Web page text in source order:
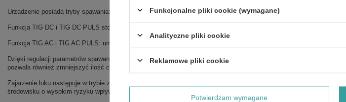
Urządzenie posiada tryby spawania: TIG DC, TIG DC PULS, TIG AC, TIG AC PULS, MMA.
Funkcja TIG DC i TIG DC PULS stosowana jest do spawania stali nierdzewnej, stali węglowych i niskostopowych,
Funkcja TIG AC i TIG AC PULS: umożliwia spawanie aluminium i jego stopów oraz mosiądzu.
Dzięki regulacji parametrów spawania pulsacyjnego TIG PULS mamy wpływ na kształt spoiny i skupienie łuku.
pozwala również zmniejszyć ilość ciepła dostarczanego do materiału i ma zastosowanie podczas spawania cienkich
Zajarzenie łuku następuje w trybie z bezdotykowym (HF) lub dotykowym (LIFT). Funkcja LIFT stosowana jest w
środowisku o wysokim ryzyku wpływu zakłóceń elektromagnetycznych na otoczenie.
Funkcjonalne pliki cookie (wymagane)
Analityczne pliki cookie
Reklamowe pliki cookie
Potwierdzam wymagane